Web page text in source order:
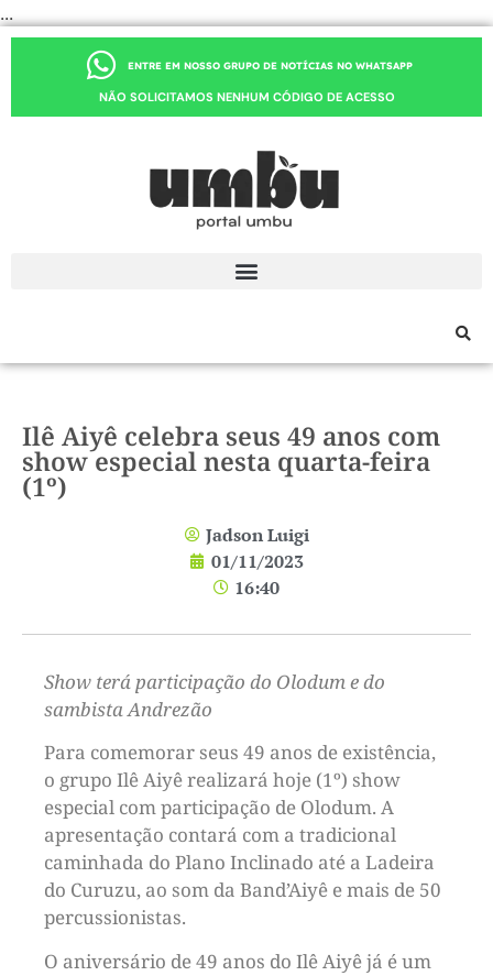
...
ENTRE EM NOSSO GRUPO DE NOTÍCIAS NO WHATSAPP
NÃO SOLICITAMOS NENHUM CÓDIGO DE ACESSO
Ilê Aiyê celebra seus 49 anos com
show especial nesta quarta-feira
(1º)
Jadson Luigi
01/11/2023
16:40
Show terá participação do Olodum e do
sambista Andrezão
Para comemorar seus 49 anos de existência,
o grupo Ilê Aiyê realizará hoje (1º) show
especial com participação de Olodum. A
apresentação contará com a tradicional
caminhada do Plano Inclinado até a Ladeira
do Curuzu, ao som da Band’Aiyê e mais de 50
percussionistas.
O aniversário de 49 anos do Ilê Aiyê já é um